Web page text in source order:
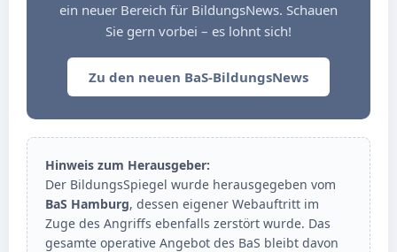
ein neuer Bereich für BildungsNews. Schauen
Sie gern vorbei – es lohnt sich!
Zu den neuen BaS-BildungsNews
Hinweis zum Herausgeber:
Der BildungsSpiegel wurde herausgegeben vom
BaS Hamburg, dessen eigener Webauftritt im
Zuge des Angriffs ebenfalls zerstört wurde. Das
gesamte operative Angebot des BaS bleibt davon